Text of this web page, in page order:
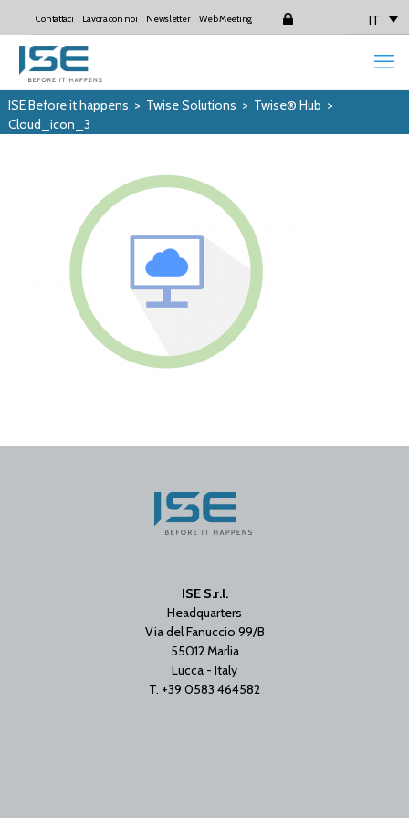
Contattaci Lavora con noi Newsletter Web Meeting IT
ISE Before it happens > Twise Solutions > Twise® Hub >
Cloud_icon_3
ISE S.r.l.
Headquarters
Via del Fanuccio 99/B
55012 Marlia
Lucca - Italy
T. +39 0583 464582